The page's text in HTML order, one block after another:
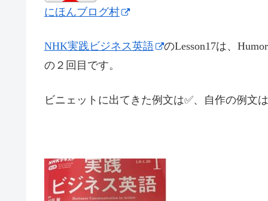
にほんブログ村
NHK実践ビジネス英語
のLesson17は、
の２回目です。
ビニェットに出てきた例文は✅、自作の例文